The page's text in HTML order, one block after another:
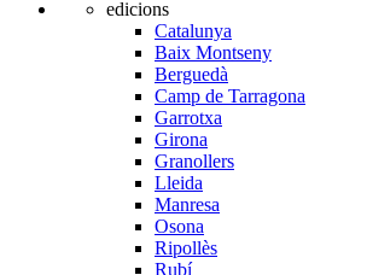
edicions
Catalunya
Baix Montseny
Berguedà
Camp de Tarragona
Garrotxa
Girona
Granollers
Lleida
Manresa
Osona
Ripollès
Rubí